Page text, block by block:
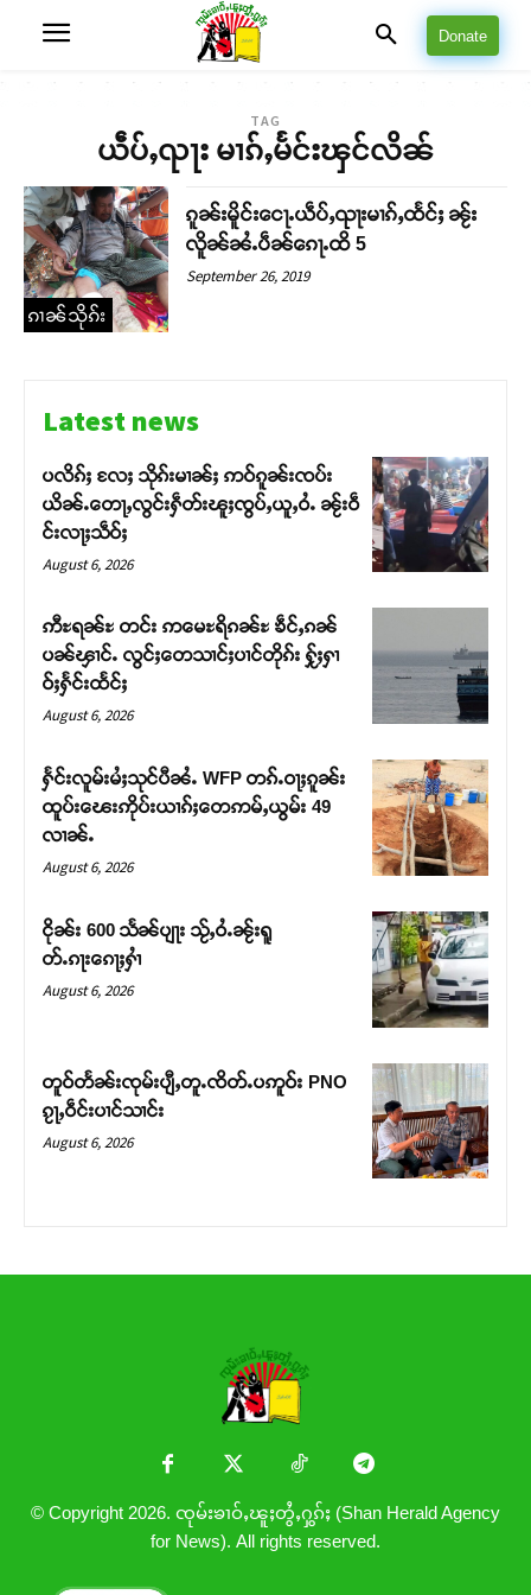
တႃႇႁႂ်ႈသဵင်ၵၢင်ၸႂ်ၵူၼ်းမိူင်း ၵူႈတီႈၵူႈလႅၼ်ပေႃးတေၸွ
တ်ႇ တူဝ်ႈလုမ်ႈၾႃႉၼၼ်ႉ ၶဝ်ႈႁူမ်ႈၵမ်ႉထႅမ် ၸုမ်းၶၢ
ဝ်ႇၽူႈတွႆႇႁွၵ်ႈ လႆႈယူႇၶႃႈဢေႃႈ။
Donate
TAG
ယဵပ်ႇၺႃး မၢၵ်ႇမႅင်းၾင်လိၼ်
ၵၢၼ်သိုၵ်း
ၵူၼ်းမိူင်းငေႃႉယဵပ်ႇၺႃးမၢၵ်ႇထႅင်ႈ ၼႂ်း
လိူၼ်ၼႆႉပဵၼ်ၵေႃႉထိ 5
September 26, 2019
Latest news
ပလိၵ်ႈ လႄႈ သိုၵ်းမၢၼ်ႈ ဢဝ်ၵူၼ်းၸပ်း
ယိၼ်ႉတေႃႇလွင်းႁဵတ်းၽူႈၸွပ်ႇယူႇဝႆႉ ၼႂ်းဝဵ
င်းလႃႈသဵဝ်ႈ
August 6, 2026
ဢီႊရၼ်ႊ တင်း ဢမေႊရိၵၼ်ႊ ၶဵင်ႇၵၼ်
ပၼ်ၾၢင်ႉ လွင်ႈတေသၢင်ႈပၢင်တိုၵ်း ႁႂ်ႈႁၢ
ဝ်ႈႁႅင်းထႅင်ႈ
August 6, 2026
ႁႅင်းလူမ်းမႆႈသုင်ပီၼႆႉ WFP တၵ်ႉဝႃႈၵူၼ်း
ထူပ်းၽေးဢိုပ်းယၢၵ်ႈတေဢမ်ႇယွမ်း 49
လၢၼ်ႉ
August 6, 2026
ငိုၼ်း 600 သႅၼ်ပျႃး သႂ်ႇဝႆႉၼႂ်းရူ
တ်ႉၵႃးၵေႃႈႁၢႆ
August 6, 2026
တူဝ်တႅၼ်းၸုမ်းပျီႇတူႉၸိတ်ႉပဢူဝ်း PNO
ၵႂႃႇဝဵင်းပၢင်သၢင်း
August 6, 2026
© Copyright 2026. ၸုမ်းၶၢဝ်ႇၽူႈတွႆႇႁွၵ်ႈ (Shan Herald Agency
for News). All rights reserved.